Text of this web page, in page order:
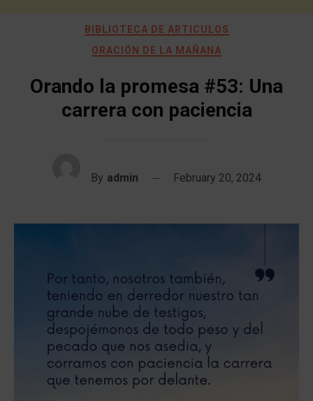
BIBLIOTECA DE ARTICULOS
ORACIÓN DE LA MAÑANA
Orando la promesa #53: Una
carrera con paciencia
By admin February 20, 2024